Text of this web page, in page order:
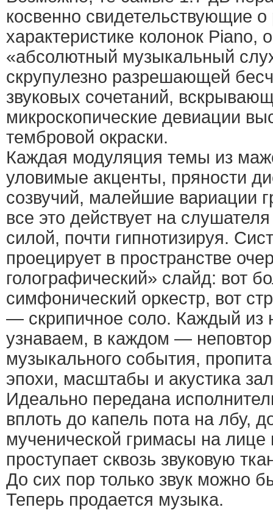
косвенно свидетельствующие
характеристике колонок Piano,
«абсолютный музыкальный
скрупулезно разрешающей
звуковых сочетаний,
микроскопические девиации
тембровой окраски.
Каждая модуляция темы из
уловимые акценты, пряности
созвучий, малейшие вариации
все это действует на
силой, почти гипнотизируя.
проецирует в пространстве
голографический» слайд: вот
симфонический оркестр, вот
— скрипичное соло. Каждый из
узнаваем, в каждом —
музыкального события,
эпохи, масштабы и акустика
Идеально передана
вплоть до капель пота на лбу,
мученической гримасы на
проступает сквозь звуковую
До сих пор только звук можно
Теперь продается музыка.